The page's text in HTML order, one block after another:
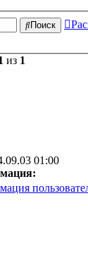
Поиск
из 1
01:00